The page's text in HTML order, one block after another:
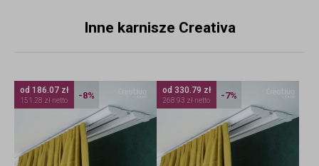
Inne karnisze Creativa
od 186.07 zł
151.28 zł netto -8% od 330.79 zł
268.93 zł netto -7%